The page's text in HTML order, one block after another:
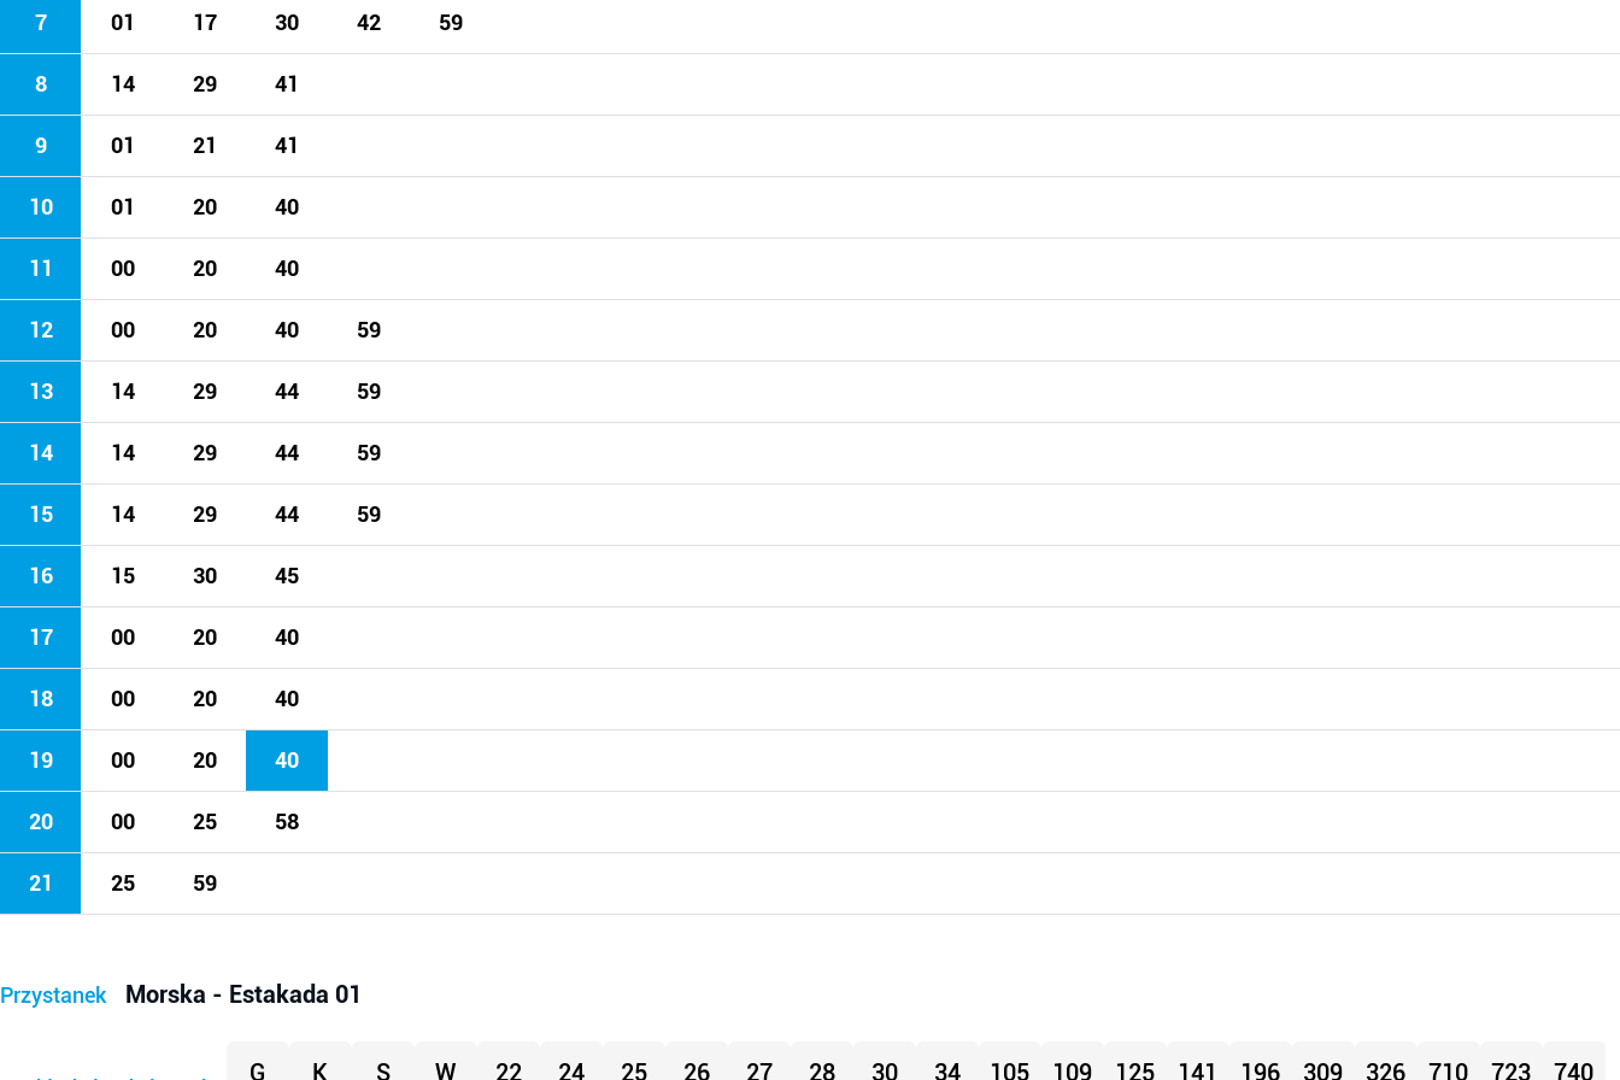
7 01 17 30 42 59
8 14 29 41
9 01 21 41
10 01 20 40
11 00 20 40
12 00 20 40 59
13 14 29 44 59
14 14 29 44 59
15 14 29 44 59
16 15 30 45
17 00 20 40
18 00 20 40
19 00 20 40
20 00 25 58
21 25 59
Przystanek Morska - Estakada 01
G K S W 22 24 25 26 27 28 30 34 105 109 125 141 196 309 326 710 723 740